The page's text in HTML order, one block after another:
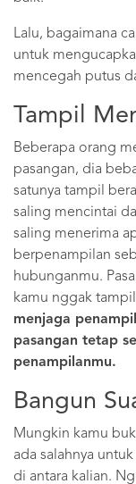
Lalu, bagaimana
untuk
mencegah putus
Tampil
Beberapa orang
pasangan, dia
satunya tampil
saling mencintai
saling menerima
berpenampilan
hubunganmu.
kamu nggak
menjaga
pasangan tetap
penampilanmu.
Bangun
Mungkin kamu
ada salahnya
di antara kalian.